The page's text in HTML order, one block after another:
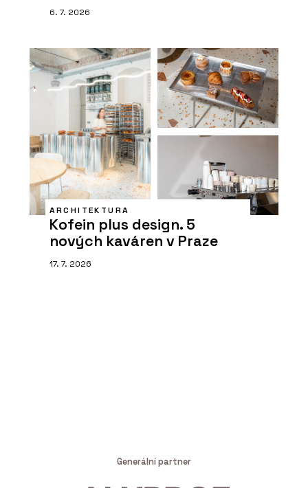
6. 7. 2026
ARCHITEKTURA
Kofein plus design. 5
nových kaváren v Praze
17. 7. 2026
Generální partner